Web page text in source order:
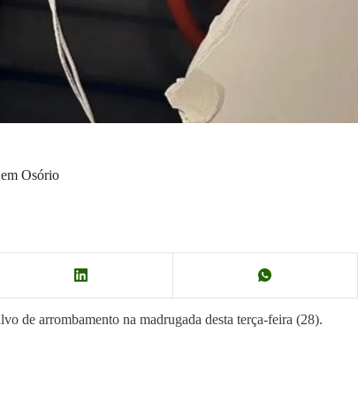
Osório
de arrombamento na madrugada desta terça-feira (28).